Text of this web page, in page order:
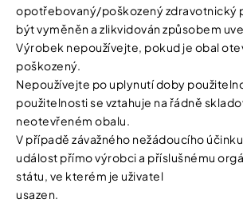
opotřebovaný/poškozený zdravotnický
být vyměněn a zlikvidován způsobem
Výrobek nepoužívejte, pokud je obal
poškozený.
Nepoužívejte po uplynutí doby
použitelnosti se vztahuje na řádně
neotevřeném obalu.
V případě závažného nežádoucího
událost přímo výrobci a příslušnému
státu, ve kterém je uživatel
usazen.